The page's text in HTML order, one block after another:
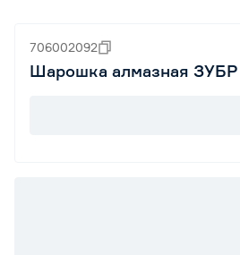
706002092
Шарошка алмазная